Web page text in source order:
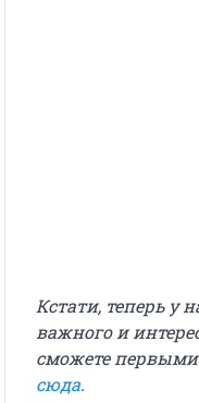
Кстати, теперь у
важного и
сможете
сюда.